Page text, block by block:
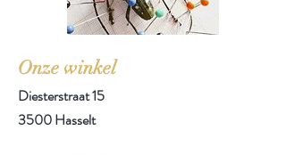
Onze winkel
Diesterstraat 15
3500 Hasselt